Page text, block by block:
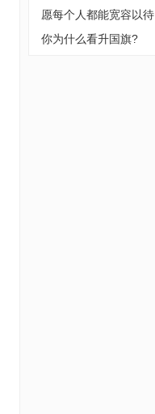
愿每个人都能宽容以待
你为什么看升国旗?